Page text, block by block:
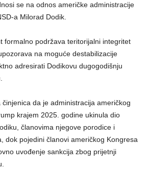
se na odnos američke administracije
a Milorad Dodik.
formalno podržava teritorijalni integritet
na moguće destabilizacije
adresirati Dodikovu dugogodišnju
da je administracija američkog
krajem 2025. godine ukinula dio
članovima njegove porodice i
dok pojedini članovi američkog Kongresa
uvođenje sankcija zbog prijetnji